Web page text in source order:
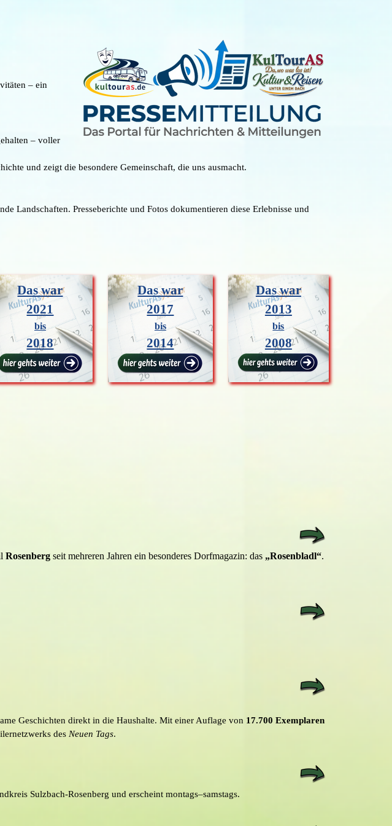
– ein
– voller
und zeigt die besondere Gemeinschaft, die uns ausmacht.
Landschaften. Presseberichte und Fotos dokumentieren diese Erlebnisse und
Das war
2021
bis
2018
Das war
2017
bis
2014
Das war
2013
bis
2008
Rosenberg seit mehreren Jahren ein besonderes Dorfmagazin: das „Rosenbladl“.
Geschichten direkt in die Haushalte. Mit einer Auflage von 17.700 Exemplaren
des Neuen Tags.
Sulzbach-Rosenberg und erscheint montags–samstags.